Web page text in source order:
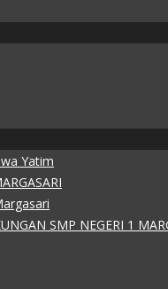
Yatim
SMP NEGERI 1